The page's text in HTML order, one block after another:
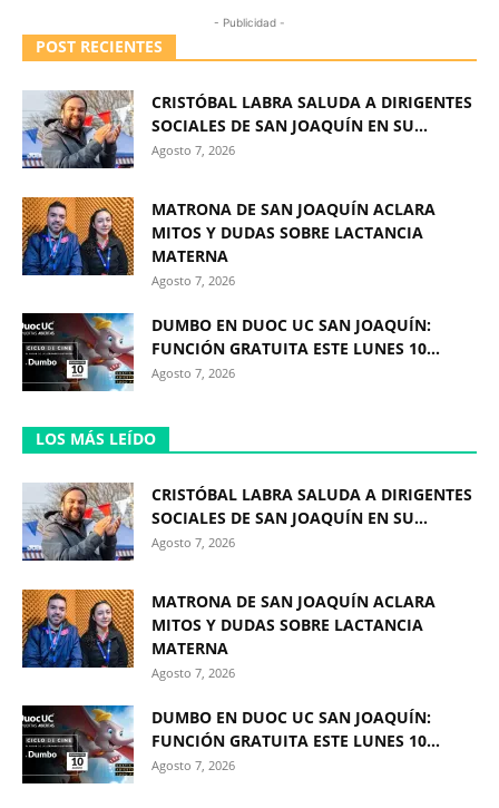
- Publicidad -
POST RECIENTES
CRISTÓBAL LABRA SALUDA A DIRIGENTES
SOCIALES DE SAN JOAQUÍN EN SU...
Agosto 7, 2026
MATRONA DE SAN JOAQUÍN ACLARA
MITOS Y DUDAS SOBRE LACTANCIA
MATERNA
Agosto 7, 2026
DUMBO EN DUOC UC SAN JOAQUÍN:
FUNCIÓN GRATUITA ESTE LUNES 10...
Agosto 7, 2026
LOS MÁS LEÍDO
CRISTÓBAL LABRA SALUDA A DIRIGENTES
SOCIALES DE SAN JOAQUÍN EN SU...
Agosto 7, 2026
MATRONA DE SAN JOAQUÍN ACLARA
MITOS Y DUDAS SOBRE LACTANCIA
MATERNA
Agosto 7, 2026
DUMBO EN DUOC UC SAN JOAQUÍN:
FUNCIÓN GRATUITA ESTE LUNES 10...
Agosto 7, 2026